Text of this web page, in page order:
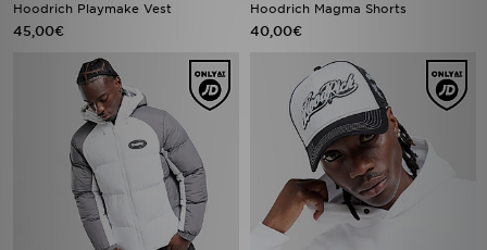
Hoodrich Playmake Vest
45,00€
Hoodrich Magma Shorts
40,00€